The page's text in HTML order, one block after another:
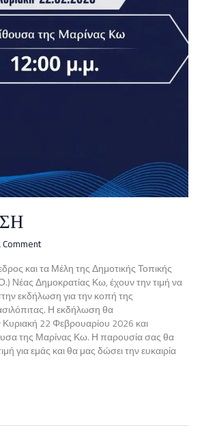
και τα Μέλη της Δημοτικής Τοπικής
Δημοκρατίας Κω, έχουν την τιμή να
εκδήλωση για την κοπή της
Η εκδήλωση θα
22 Φεβρουαρίου 2026 και
της Μαρίνας Κω. Η παρουσία σας θα
για εμάς και θα μας δώσει την ευκαιρία